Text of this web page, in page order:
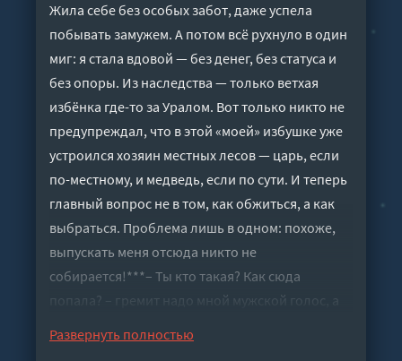
Жила себе без особых забот, даже успела
побывать замужем. А потом всё рухнуло в один
миг: я стала вдовой — без денег, без статуса и
без опоры. Из наследства — только ветхая
избёнка где-то за Уралом. Вот только никто не
предупреждал, что в этой «моей» избушке уже
устроился хозяин местных лесов — царь, если
по-местному, и медведь, если по сути. И теперь
главный вопрос не в том, как обжиться, а как
выбраться. Проблема лишь в одном: похоже,
выпускать меня отсюда никто не
собирается!***– Ты кто такая? Как сюда
попала? – гремит надо мной мужской голос, а
Развернуть полностью